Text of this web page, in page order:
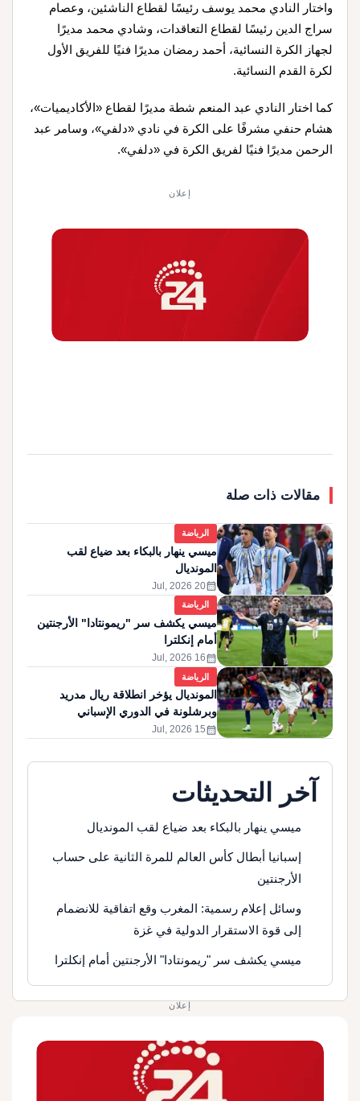
واختار النادي محمد يوسف رئيسًا لقطاع الناشئين، وعصام
سراج الدين رئيسًا لقطاع التعاقدات، وشادي محمد مديرًا
لجهاز الكرة النسائية، أحمد رمضان مديرًا فنيًا للفريق الأول
لكرة القدم النسائية.
كما اختار النادي عبد المنعم شطة مديرًا لقطاع «الأكاديميات»،
هشام حنفي مشرفًا على الكرة في نادي «دلفي»، وسامر عبد
الرحمن مديرًا فنيًا لفريق الكرة في «دلفي».
إعلان
مقالات ذات صلة
الرياضة
ميسي ينهار بالبكاء بعد ضياع لقب
المونديال
calendar_month
20 Jul, 2026
الرياضة
ميسي يكشف سر "ريمونتادا" الأرجنتين
أمام إنكلترا
calendar_month
16 Jul, 2026
الرياضة
المونديال يؤخر انطلاقة ريال مدريد
وبرشلونة في الدوري الإسباني
calendar_month
15 Jul, 2026
آخر التحديثات
ميسي ينهار بالبكاء بعد ضياع لقب المونديال
إسبانيا أبطال كأس العالم للمرة الثانية على حساب
الأرجنتين
وسائل إعلام رسمية: المغرب وقع اتفاقية للانضمام
إلى قوة الاستقرار الدولية في غزة
ميسي يكشف سر "ريمونتادا" الأرجنتين أمام إنكلترا
إعلان